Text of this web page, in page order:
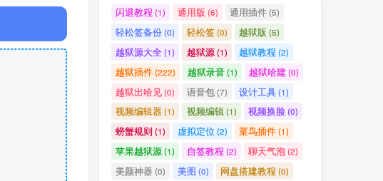
闪退教程 (1) 通用版 (6) 通用插件(5)
轻松签备份(0) 轻松签(0) 越狱版 (5)
越狱源大全(1) 越狱源(1) 越狱教程 (2)
越狱插件(222) 越狱录音(1) 越狱哈建(0)
越狱出哈见(0) 语音包(7) 设计工具(1)
视频编辑器(1) 视频编辑(1) 视频换脸(0)
螃蟹规则(1) 虚拟定位 (2) 菜鸟插件(1)
苹果越狱源(1) 自签教程 (2) 聊天气泡(2)
美颜神器 (0) 美图 (0) 网盘搭建教程 (0)